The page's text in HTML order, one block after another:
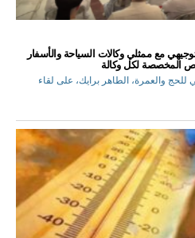
مع ممثلي وكالات السياحة والأسفار
المخصصة لكل وكالة
للحج والعمرة، الطاهر برايك، على لقاء